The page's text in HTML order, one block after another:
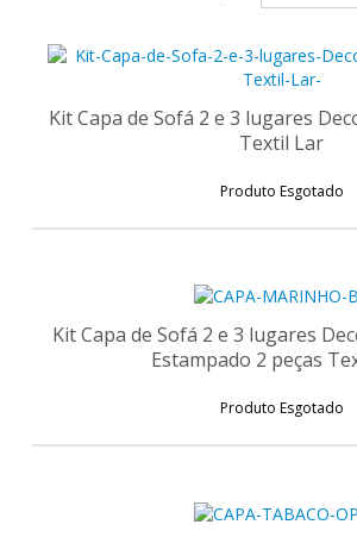
Kit Capa de Sofá 2 e 3 lugares
Textil Lar
Produto Esgotado
Kit Capa de Sofá 2 e 3 lugares
Estampado 2 peças
Produto Esgotado